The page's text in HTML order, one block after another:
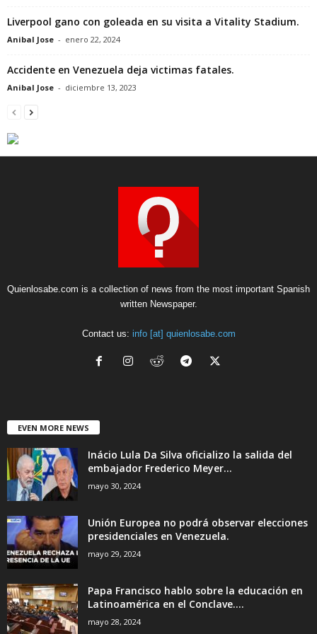
Liverpool gano con goleada en su visita a Vitality Stadium.
Anibal Jose - enero 22, 2024
Accidente en Venezuela deja victimas fatales.
Anibal Jose - diciembre 13, 2023
Quienlosabe.com is a collection of news from the most important Spanish
written Newspaper.
Contact us: info [at] quienlosabe.com
EVEN MORE NEWS
Inácio Lula Da Silva oficializo la salida del
embajador Frederico Meyer...
mayo 30, 2024
Unión Europea no podrá observar elecciones
presidenciales en Venezuela.
mayo 29, 2024
Papa Francisco hablo sobre la educación en
Latinoamérica en el Conclave....
mayo 28, 2024